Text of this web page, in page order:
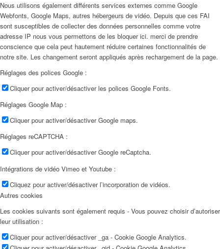
Nous utilisons également différents services externes comme Google
Webfonts, Google Maps, autres hébergeurs de vidéo. Depuis que ces FAI
sont susceptibles de collecter des données personnelles comme votre
adresse IP nous vous permettons de les bloquer ici. merci de prendre
conscience que cela peut hautement réduire certaines fonctionnalités de
notre site. Les changement seront appliqués après rechargement de la page.
Réglages des polices Google :
Cliquer pour activer/désactiver les polices Google Fonts.
Réglages Google Map :
Cliquer pour activer/désactiver Google maps.
Réglages reCAPTCHA :
Cliquer pour activer/désactiver Google reCaptcha.
Intégrations de vidéo Vimeo et Youtube :
Cliquez pour activer/désactiver l’incorporation de vidéos.
Autres cookies
Les cookies suivants sont également requis - Vous pouvez choisir d’autoriser
leur utilisation :
Cliquer pour activer/désactiver _ga - Cookie Google Analytics.